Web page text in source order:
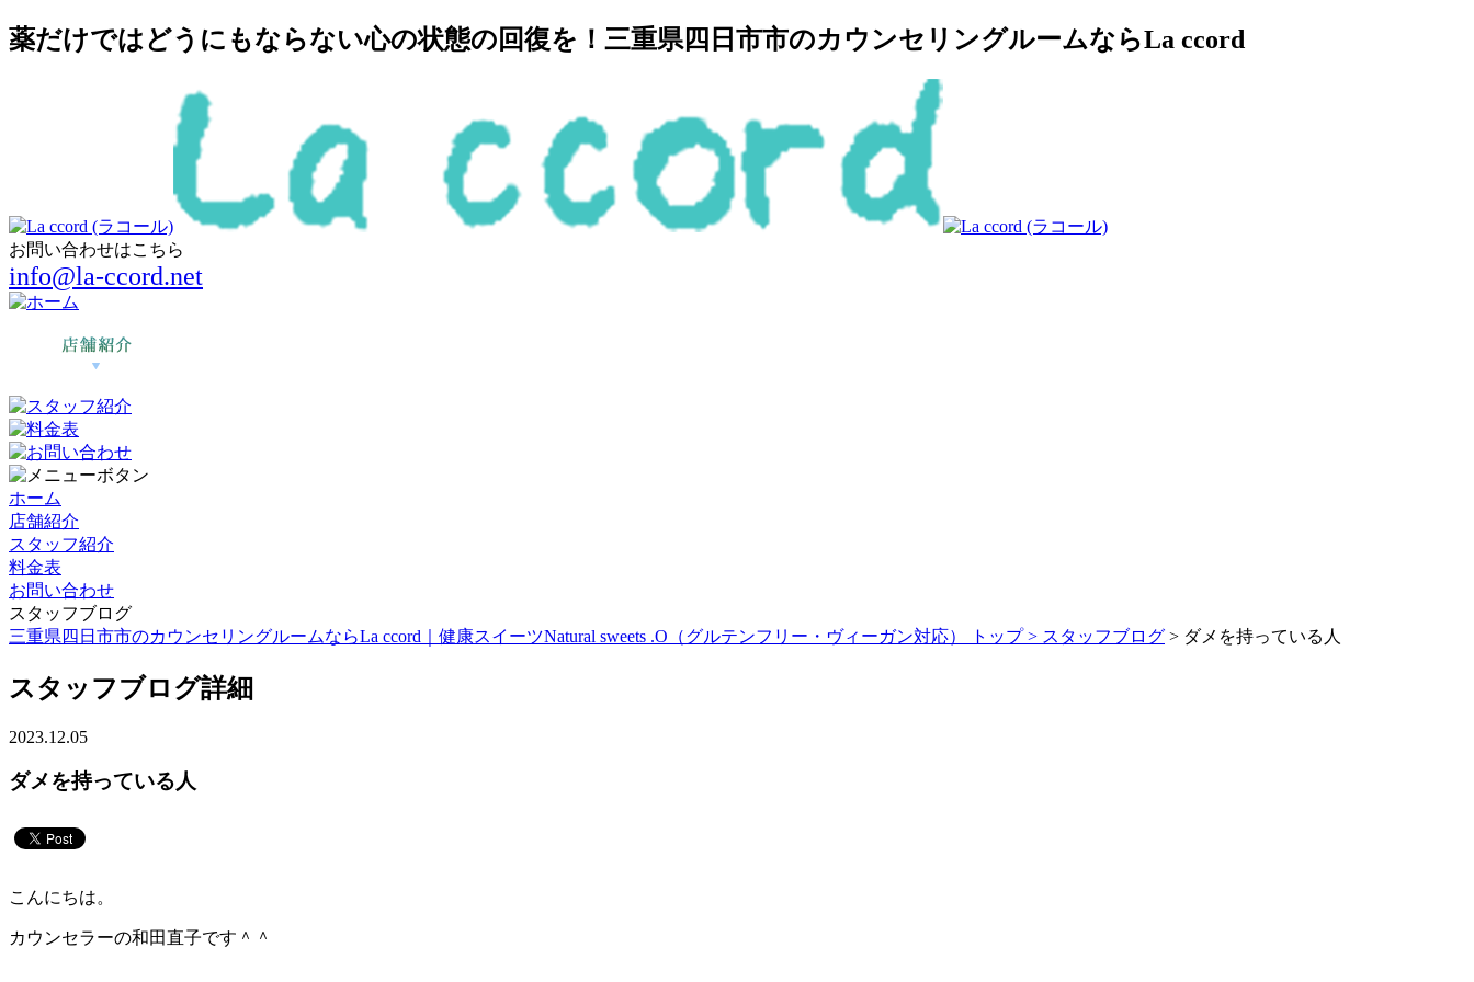
薬だけではどうにもならない心の状態の回復を！三重県四日市市のカウンセリングルームならLa ccord
お問い合わせはこちら
info@la-ccord.net
ホーム
店舗紹介
スタッフ紹介
料金表
お問い合わせ
スタッフブログ
三重県四日市市のカウンセリングルームならLa ccord｜健康スイーツNatural sweets .O（グルテンフリー・ヴィーガン対応） トップ > スタッフブログ > ダメを持っている人
スタッフブログ詳細
2023.12.05
ダメを持っている人
こんにちは。
カウンセラーの和田直子です＾＾